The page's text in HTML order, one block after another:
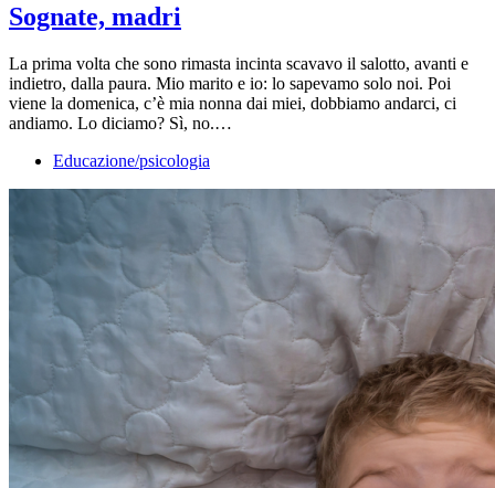
Sognate, madri
La prima volta che sono rimasta incinta scavavo il salotto, avanti e
indietro, dalla paura. Mio marito e io: lo sapevamo solo noi. Poi
viene la domenica, c’è mia nonna dai miei, dobbiamo andarci, ci
andiamo. Lo diciamo? Sì, no.…
Educazione/psicologia